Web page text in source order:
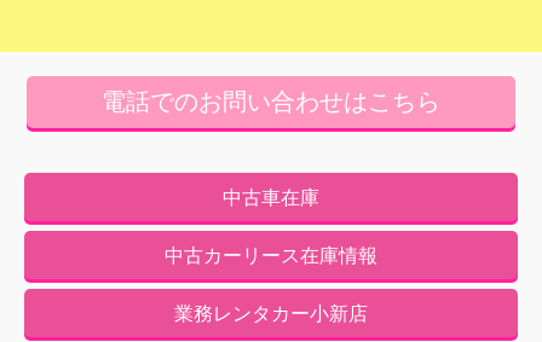
電話でのお問い合わせはこちら
中古車在庫
中古カーリース在庫情報
業務レンタカー小新店